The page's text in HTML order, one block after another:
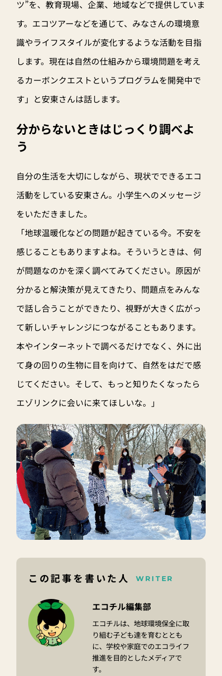
ツ”を、教育現場、企業、地域などで提供していま
す。エコツアーなどを通じて、みなさんの環境意
識やライフスタイルが変化するような活動を目指
します。現在は自然の仕組みから環境問題を考え
るカーボンクエストというプログラムを開発中で
す」と安東さんは話します。
分からないときはじっくり調べよ
う
自分の生活を大切にしながら、現状でできるエコ
活動をしている安東さん。小学生へのメッセージ
をいただきました。
「地球温暖化などの問題が起きている今。不安を
感じることもありますよね。そういうときは、何
が問題なのかを深く調べてみてください。原因が
分かると解決策が見えてきたり、問題点をみんな
で話し合うことができたり、視野が大きく広がっ
て新しいチャレンジにつながることもあります。
本やインターネットで調べるだけでなく、外に出
て身の回りの生物に目を向けて、自然をはだで感
じてください。そして、もっと知りたくなったら
エゾリンクに会いに来てほしいな。」
この記事を書いた人 WRITER
エコチル編集部
エコチルは、地球環境保全に取
り組む子ども達を育むととも
に、学校や家庭でのエコライフ
推進を目的としたメディアで
す。